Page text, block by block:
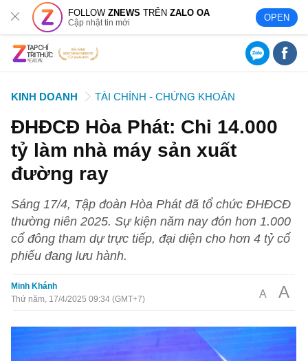
FOLLOWZNEWS TRÊNZALO OA
Cập nhật tin mới OPEN
KINH DOANH TÀI CHÍNH - CHỨNG KHOÁN
ĐHĐCĐ Hòa Phát: Chi 14.000
tỷ làm nhà máy sản xuất
đường ray
Sáng 17/4, Tập đoàn Hòa Phát đã tổ chức ĐHĐCĐ
thường niên 2025. Sự kiện năm nay đón hơn 1.000
cổ đông tham dự trực tiếp, đại diện cho hơn 4 tỷ cổ
phiếu đang lưu hành.
Minh Khánh
Thứ năm, 17/4/2025 09:34 (GMT+7)
A A